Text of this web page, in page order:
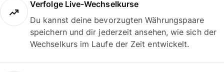
Verfolge Live-Wechselkurse
Du kannst deine bevorzugten Währungspaare
speichern und dir jederzeit ansehen, wie sich der
Wechselkurs im Laufe der Zeit entwickelt.